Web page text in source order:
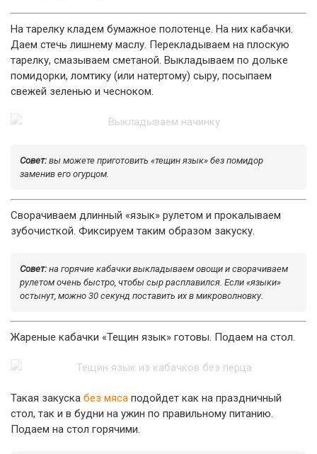
На тарелку кладем бумажное полотенце. На них кабачки.
Даем стечь лишнему маслу. Перекладываем на плоскую
тарелку, смазываем сметаной. Выкладываем по дольке
помидорки, ломтику (или натертому) сыру, посыпаем
свежей зеленью и чесноком.
Совет:вы можете приготовить «тещин язык» без помидор
заменив его огурцом.
Сворачиваем длинный «язык» рулетом и прокалываем
зубочисткой. Фиксируем таким образом закуску.
Совет:на горячие кабачки выкладываем овощи и сворачиваем
рулетом очень быстро, чтобы сыр расплавился. Если «языки»
остынут, можно 30 секунд поставить их в микроволновку.
Жареные кабачки «Тещин язык» готовы. Подаем на стол.
Такая закуска без мяса подойдет как на праздничный
стол, так и в будни на ужин по правильному питанию.
Подаем на стол горячими.